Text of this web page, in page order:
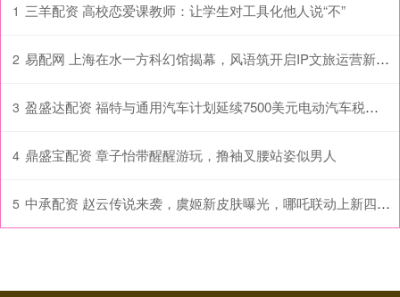
1 三羊配资 高校恋爱课教师：让学生对工具化他人说“不”
2 易配网 上海在水一方科幻馆揭幕，风语筑开启IP文旅运营新生态
3 盈盛达配资 福特与通用汽车计划延续7500美元电动汽车税收抵免政策
4 鼎盛宝配资 章子怡带醒醒游玩，撸袖叉腰站姿似男人
5 中承配资 赵云传说来袭，虞姬新皮肤曝光，哪吒联动上新四款，琥珀纪元返场